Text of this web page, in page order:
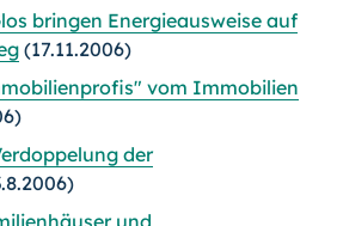
bringen Energieausweise auf
(17.11.2006)
vom Immobilien
der
und